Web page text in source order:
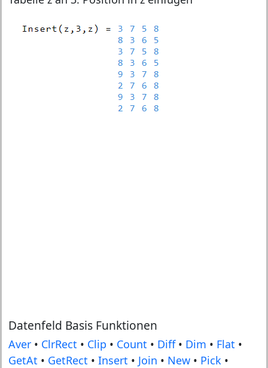
Datenfeld Basis Funktionen
Aver• ClrRect • Clip • Count • Diff• Dim • Flat •
GetAt • GetRect • Insert • Join • New• Pick•